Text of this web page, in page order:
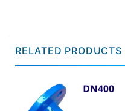
RELATED PRODUCTS